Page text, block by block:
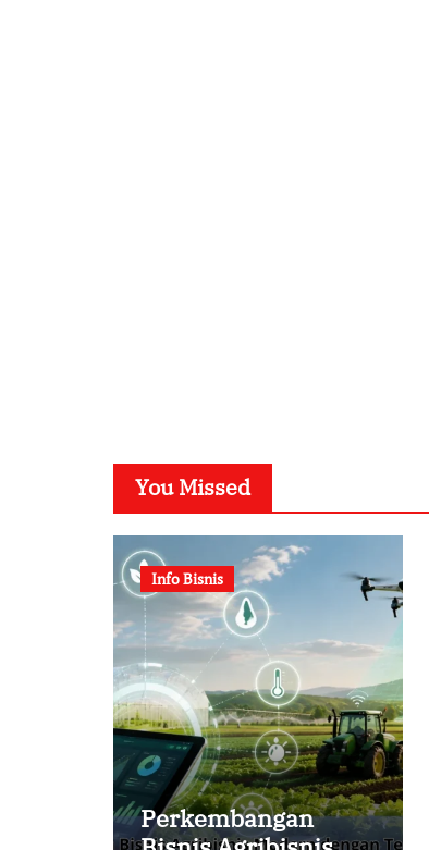
You Missed
Info Bisnis
Perkembangan